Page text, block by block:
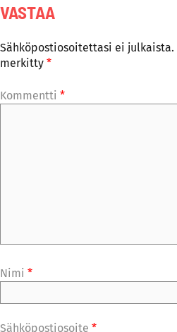
VASTAA
Sähköpostiosoitettasi ei julkaista.
merkitty *
Kommentti *
Nimi *
Sähköpostiosoite *